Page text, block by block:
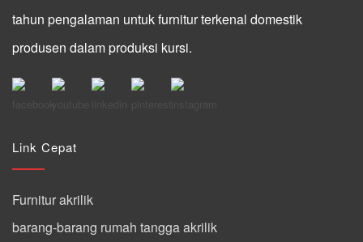
tahun pengalaman untuk furnitur terkenal domestik
produsen dalam produksi kursi.
Link Cepat
Furnitur akrilik
barang-barang rumah tangga akrilik